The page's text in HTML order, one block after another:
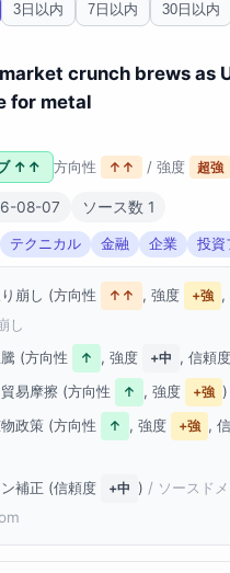
3日以内 7日以内 30日以内
crunch brews as
for metal
↑↑ 方向性 ↑↑ / 強度 超強
08-07 ソース数 1
テクニカル 金融 企業 投資
崩し (方向性 ↑↑ , 強度 +強 ,
し
(方向性
↑ , 強度 +中 , 信頼度
易摩擦 (方向性
↑ , 強度 +強 )
政策 (方向性
↑ , 強度 +強 ,
ン補正 (信頼度
+中 ) / ソースド